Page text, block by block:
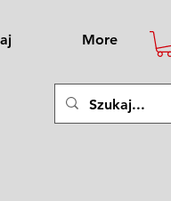
More